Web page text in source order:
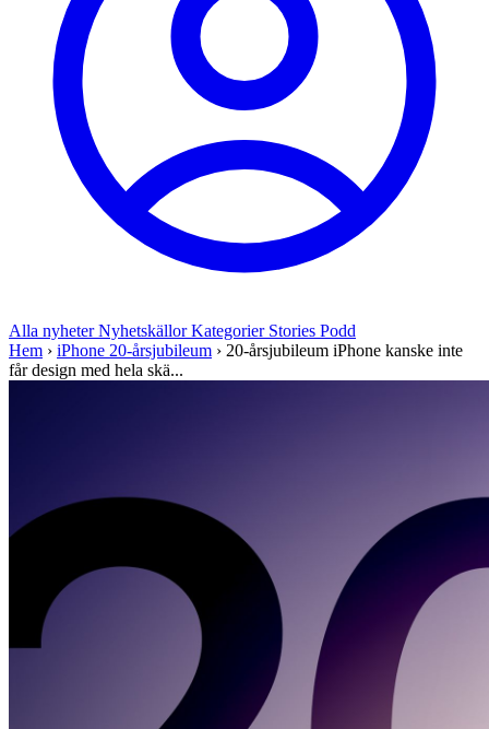
Alla nyheterNyhetskällorKategorier Stories Podd
Hem › iPhone 20-årsjubileum › 20-årsjubileum iPhone kanske inte
får design med hela skä...